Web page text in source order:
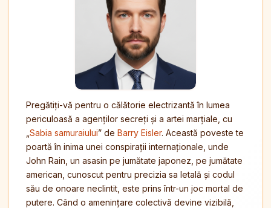
Pregătiți-vă pentru o călătorie electrizantă în lumea
periculoasă a agenților secreți și a artei marțiale, cu
Sabia samuraiului” de Barry Eisler. Această poveste te
poartă în inima unei conspirații internaționale, unde
John Rain, un asasin pe jumătate japonez, pe jumătate
american, cunoscut pentru precizia sa letală și codul
său de onoare neclintit, este prins într-un joc mortal de
putere. Când o amenințare colectivă devine vizibilă,